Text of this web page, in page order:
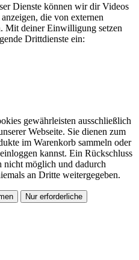
Dienste können wir dir Videos
die von externen
Mit deiner Einwilligung setzen
Drittdienste ein:
gewährleisten ausschließlich
Webseite. Sie dienen zum
im Warenkorb sammeln oder
kannst. Ein Rückschluss
nicht möglich und dadurch
an Dritte weitergegeben.
Nur erforderliche